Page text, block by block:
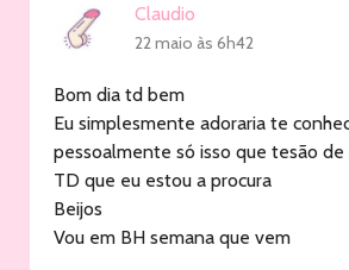
Claudio
22 maio às 6h42
Bom dia td bem
Eu simplesmente adoraria te
pessoalmente só isso que tesão de
TD que eu estou a procura
Beijos
Vou em BH semana que vem